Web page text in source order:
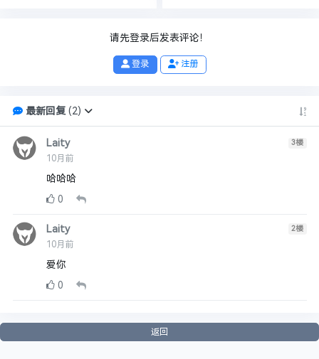
请先登录后发表评论！
登录 注册
最新回复(2)
Laity
10月前
3楼
哈哈哈
0
Laity
10月前
2楼
爱你
0
返回